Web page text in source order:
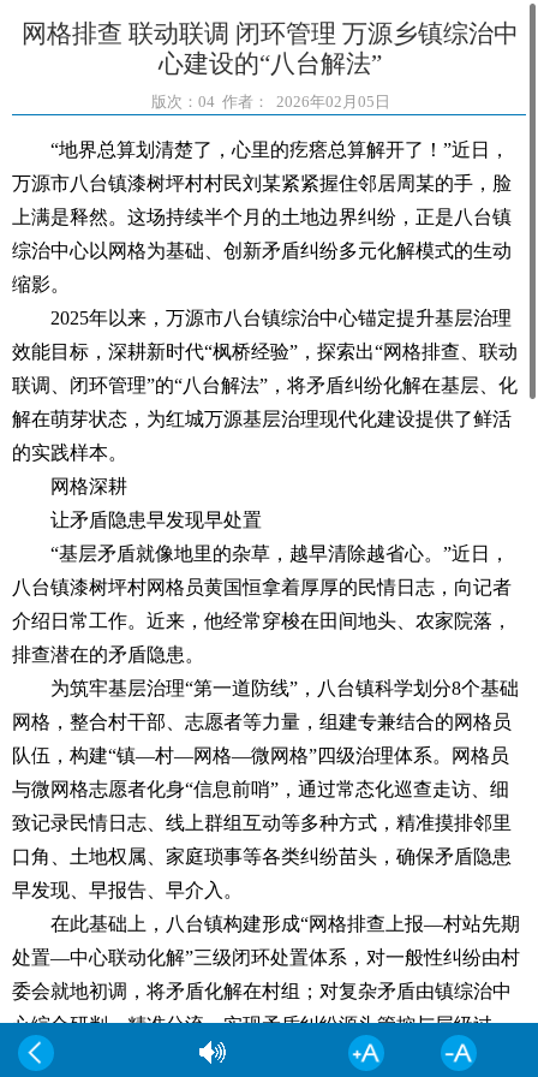
网格排查 联动联调 闭环管理 万源乡镇综治中
心建设的“八台解法”
版次：04 作者： 2026年02月05日
“地界总算划清楚了，心里的疙瘩总算解开了！”近日，
万源市八台镇漆树坪村村民刘某紧紧握住邻居周某的手，脸
上满是释然。这场持续半个月的土地边界纠纷，正是八台镇
综治中心以网格为基础、创新矛盾纠纷多元化解模式的生动
缩影。
2025年以来，万源市八台镇综治中心锚定提升基层治理
效能目标，深耕新时代“枫桥经验”，探索出“网格排查、联动
联调、闭环管理”的“八台解法”，将矛盾纠纷化解在基层、化
解在萌芽状态，为红城万源基层治理现代化建设提供了鲜活
的实践样本。
网格深耕
让矛盾隐患早发现早处置
“基层矛盾就像地里的杂草，越早清除越省心。”近日，
八台镇漆树坪村网格员黄国恒拿着厚厚的民情日志，向记者
介绍日常工作。近来，他经常穿梭在田间地头、农家院落，
排查潜在的矛盾隐患。
为筑牢基层治理“第一道防线”，八台镇科学划分8个基础
网格，整合村干部、志愿者等力量，组建专兼结合的网格员
队伍，构建“镇—村—网格—微网格”四级治理体系。网格员
与微网格志愿者化身“信息前哨”，通过常态化巡查走访、细
致记录民情日志、线上群组互动等多种方式，精准摸排邻里
口角、土地权属、家庭琐事等各类纠纷苗头，确保矛盾隐患
早发现、早报告、早介入。
在此基础上，八台镇构建形成“网格排查上报—村站先期
处置—中心联动化解”三级闭环处置体系，对一般性纠纷由村
委会就地初调，将矛盾化解在村组；对复杂矛盾由镇综治中
心综合研判、精准分流，实现矛盾纠纷源头管控与层级过
滤，真正做到“小事不出网格、大事不出村、难事不出镇”。